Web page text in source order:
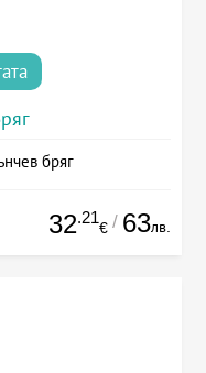
бряг
32.21
€ / 63лв.